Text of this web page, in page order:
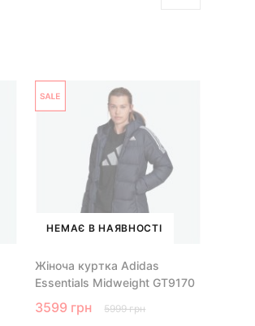
НЕМАЄ В НАЯВНОСТІ
Жіноча куртка Adidas
Essentials Midweight GT9170
3599 грн 5999 грн